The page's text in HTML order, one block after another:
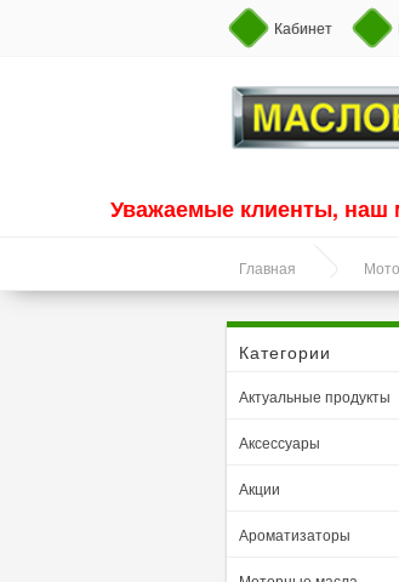
Кабинет
Уважаемые клиенты, наш
Главная
Категории
Актуальные продукты
Аксессуары
Акции
Ароматизаторы